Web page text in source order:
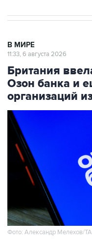
В МИРЕ
11:33, 6 августа 2026
Британия
Озон банка и
организаций
Фото: Александр Мелехов/